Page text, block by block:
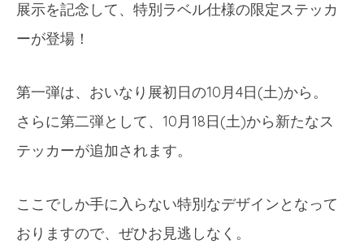
展示を記念して、特別ラベル仕様の限定ステッカ
ーが登場！
第一弾は、おいなり展初日の10月4日(土)から。
さらに第二弾として、10月18日(土)から新たなス
テッカーが追加されます。
ここでしか手に入らない特別なデザインとなって
おりますので、ぜひお見逃しなく。